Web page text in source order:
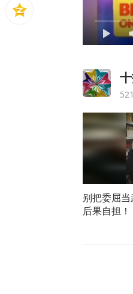
别把委屈当
后果自担！